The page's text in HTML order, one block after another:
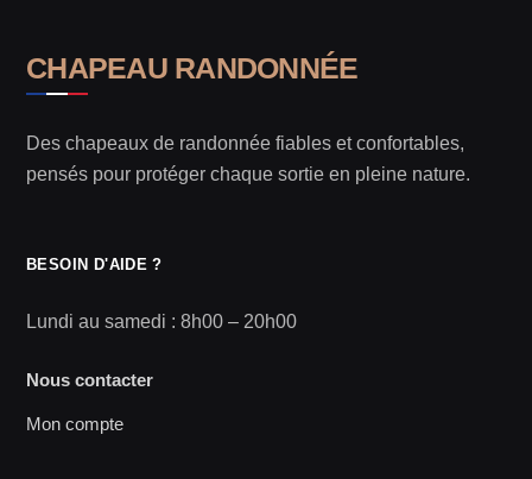
CHAPEAU RANDONNÉE
Des chapeaux de randonnée fiables et confortables,
pensés pour protéger chaque sortie en pleine nature.
BESOIN D'AIDE ?
Lundi au samedi : 8h00 – 20h00
Nous contacter
Mon compte